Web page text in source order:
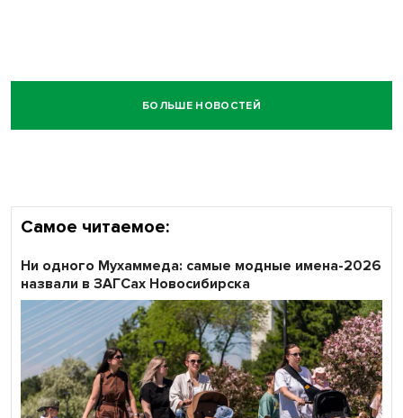
БОЛЬШЕ НОВОСТЕЙ
Самое читаемое:
Ни одного Мухаммеда: самые модные имена-2026
назвали в ЗАГСах Новосибирска